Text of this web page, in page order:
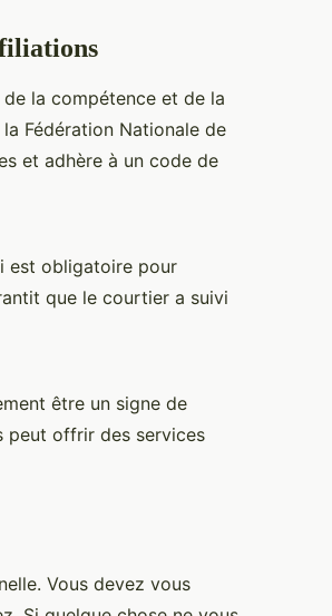
la compétence et de la
Fédération Nationale de
et adhère à un code de
est obligatoire pour
que le courtier a suivi
être un signe de
peut offrir des services
Vous devez vous